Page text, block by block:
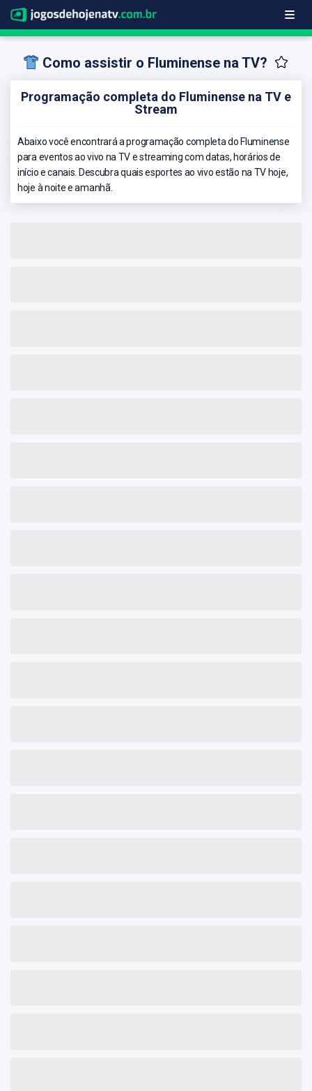
Como assistir o Fluminense na TV?
Programação completa do Fluminense na TV e
Stream
Abaixo você encontrará a programação completa do Fluminense
para eventos ao vivo na TV e streaming com datas, horários de
início e canais. Descubra quais esportes ao vivo estão na TV hoje,
hoje à noite e amanhã.